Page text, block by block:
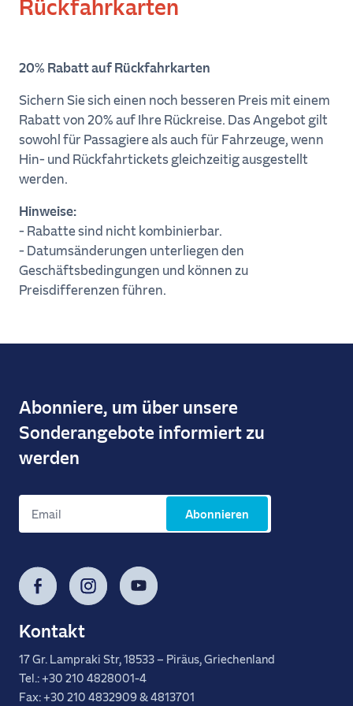
Abfahrt
Rückkehr
Fahrzeuge
Jetzt
buchen
20% Rabatt auf Rückfahrkarten
Sichern Sie sich einen noch besseren Preis mit einem
Rabatt von 20% auf Ihre Rückreise. Das Angebot gilt
sowohl für Passagiere als auch für Fahrzeuge, wenn
Hin- und Rückfahrtickets gleichzeitig ausgestellt
werden.
Hinweise:
- Rabatte sind nicht kombinierbar.
- Datumsänderungen unterliegen den
Geschäftsbedingungen und können zu
Preisdifferenzen führen.
Abonniere, um über unsere
Sonderangebote informiert zu
werden
Abonnieren
Facebook InstagramYouTube
Kontakt
17 Gr. Lampraki Str, 18533 – Piräus, Griechenland
Tel.: +30 210 4828001-4
Fax: +30 210 4832909 & 4813701